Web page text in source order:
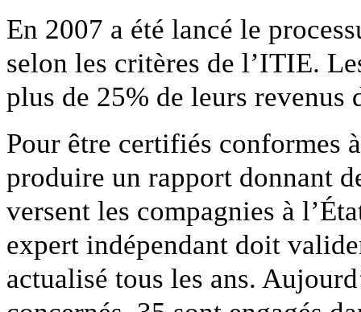
En 2007 a été lancé le
selon les critères de l’ITIE.
plus de 25% de leurs revenus
Pour être certifiés conformes
produire un rapport donnant
versent les compagnies à
expert indépendant doit
actualisé tous les ans.